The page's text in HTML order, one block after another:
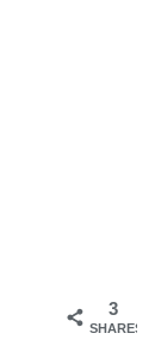
3
SHARES